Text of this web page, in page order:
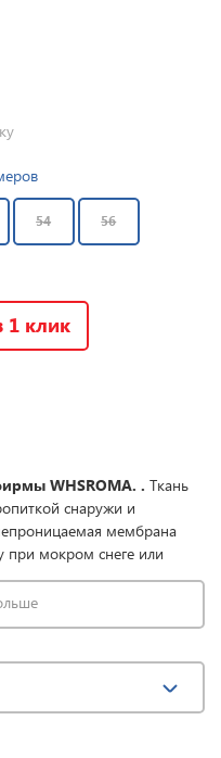
54 56
1 клик
WHSROMA. . Ткань
снаружи и
мембрана
при мокром снеге или
влагу от тела наружу,
спортивную куртку
отдыха, туризма и
Внутренний карман на
Снегозащитная
рукава; Вентиляция на